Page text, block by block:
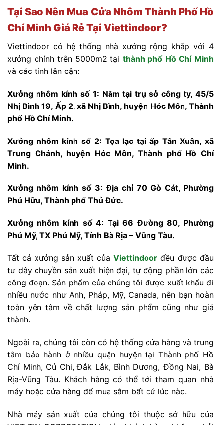
Tại Sao Nên Mua Cửa Nhôm Thành Phố Hồ
Chí Minh Giá Rẻ Tại Viettindoor?
Viettindoor có hệ thống nhà xưởng rộng khắp với 4
xưởng chính trên 5000m2 tại thành phố Hồ Chí Minh
và các tỉnh lân cận:
Xưởng nhôm kính số 1: Nằm tại trụ sở công ty, 45/5
Nhị Bình 19, Ấp 2, xã Nhị Bình, huyện Hóc Môn, Thành
phố Hồ Chí Minh.
Xưởng nhôm kính số 2: Tọa lạc tại ấp Tân Xuân, xã
Trung Chánh, huyện Hóc Môn, Thành phố Hồ Chí
Minh.
Xưởng nhôm kính số 3: Địa chỉ 70 Gò Cát, Phường
Phú Hữu, Thành phố Thủ Đức.
Xưởng nhôm kính số 4: Tại 66 Đường 80, Phường
Phú Mỹ, TX Phú Mỹ, Tỉnh Bà Rịa – Vũng Tàu.
Tất cả xưởng sản xuất của Viettindoorđều được đầu
tư dây chuyền sản xuất hiện đại, tự động phần lớn các
công đoạn. Sản phẩm của chúng tôi được xuất khẩu đi
nhiều nước như Anh, Pháp, Mỹ, Canada, nên bạn hoàn
toàn yên tâm về chất lượng sản phẩm cũng như giá
thành.
Ngoài ra, chúng tôi còn có hệ thống cửa hàng và trung
tâm bảo hành ở nhiều quận huyện tại Thành phố Hồ
Chí Minh, Củ Chi, Đắk Lắk, Bình Dương, Đồng Nai, Bà
Rịa-Vũng Tàu. Khách hàng có thể tới tham quan nhà
máy hoặc cửa hàng để mua sắm bất cứ lúc nào.
Nhà máy sản xuất của chúng tôi thuộc sở hữu của